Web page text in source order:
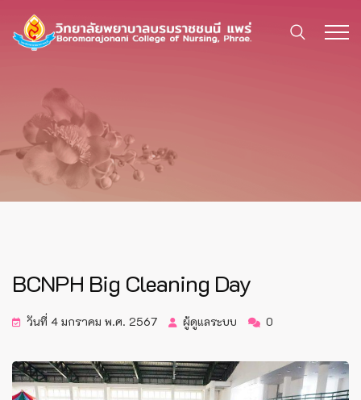
BCNPH Big Cleaning Day
วันที่ 4 มกราคม พ.ศ. 2567 ผู้ดูแลระบบ 0